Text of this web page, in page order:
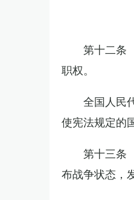
第十二条
职权。
全国人民
使宪法规定的
第十三条
布战争状态，